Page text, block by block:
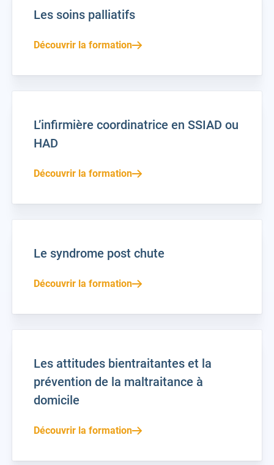
Les soins palliatifs
Découvrir la formation
L’infirmière coordinatrice en SSIAD ou
HAD
Découvrir la formation
Le syndrome post chute
Découvrir la formation
Les attitudes bientraitantes et la
prévention de la maltraitance à
domicile
Découvrir la formation